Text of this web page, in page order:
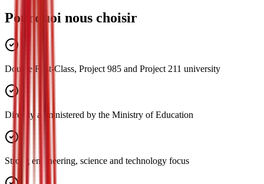
Pourquoi nous choisir
Double First-Class, Project 985 and Project 211 university
Directly administered by the Ministry of Education
Strong engineering, science and technology focus